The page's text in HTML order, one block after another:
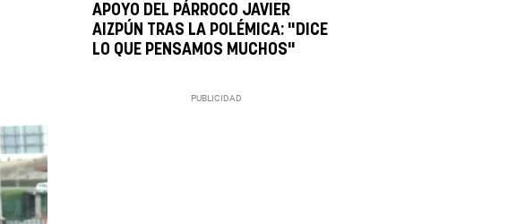
APOYO DEL PÁRROCO JAVIER
AIZPÚN TRAS LA POLÉMICA: "DICE
LO QUE PENSAMOS MUCHOS"